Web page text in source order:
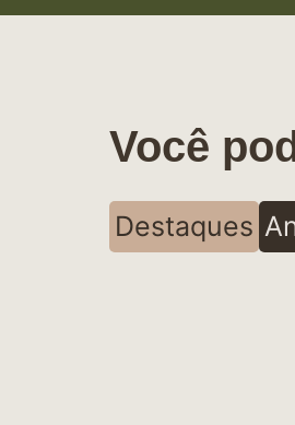
Você
Destaques